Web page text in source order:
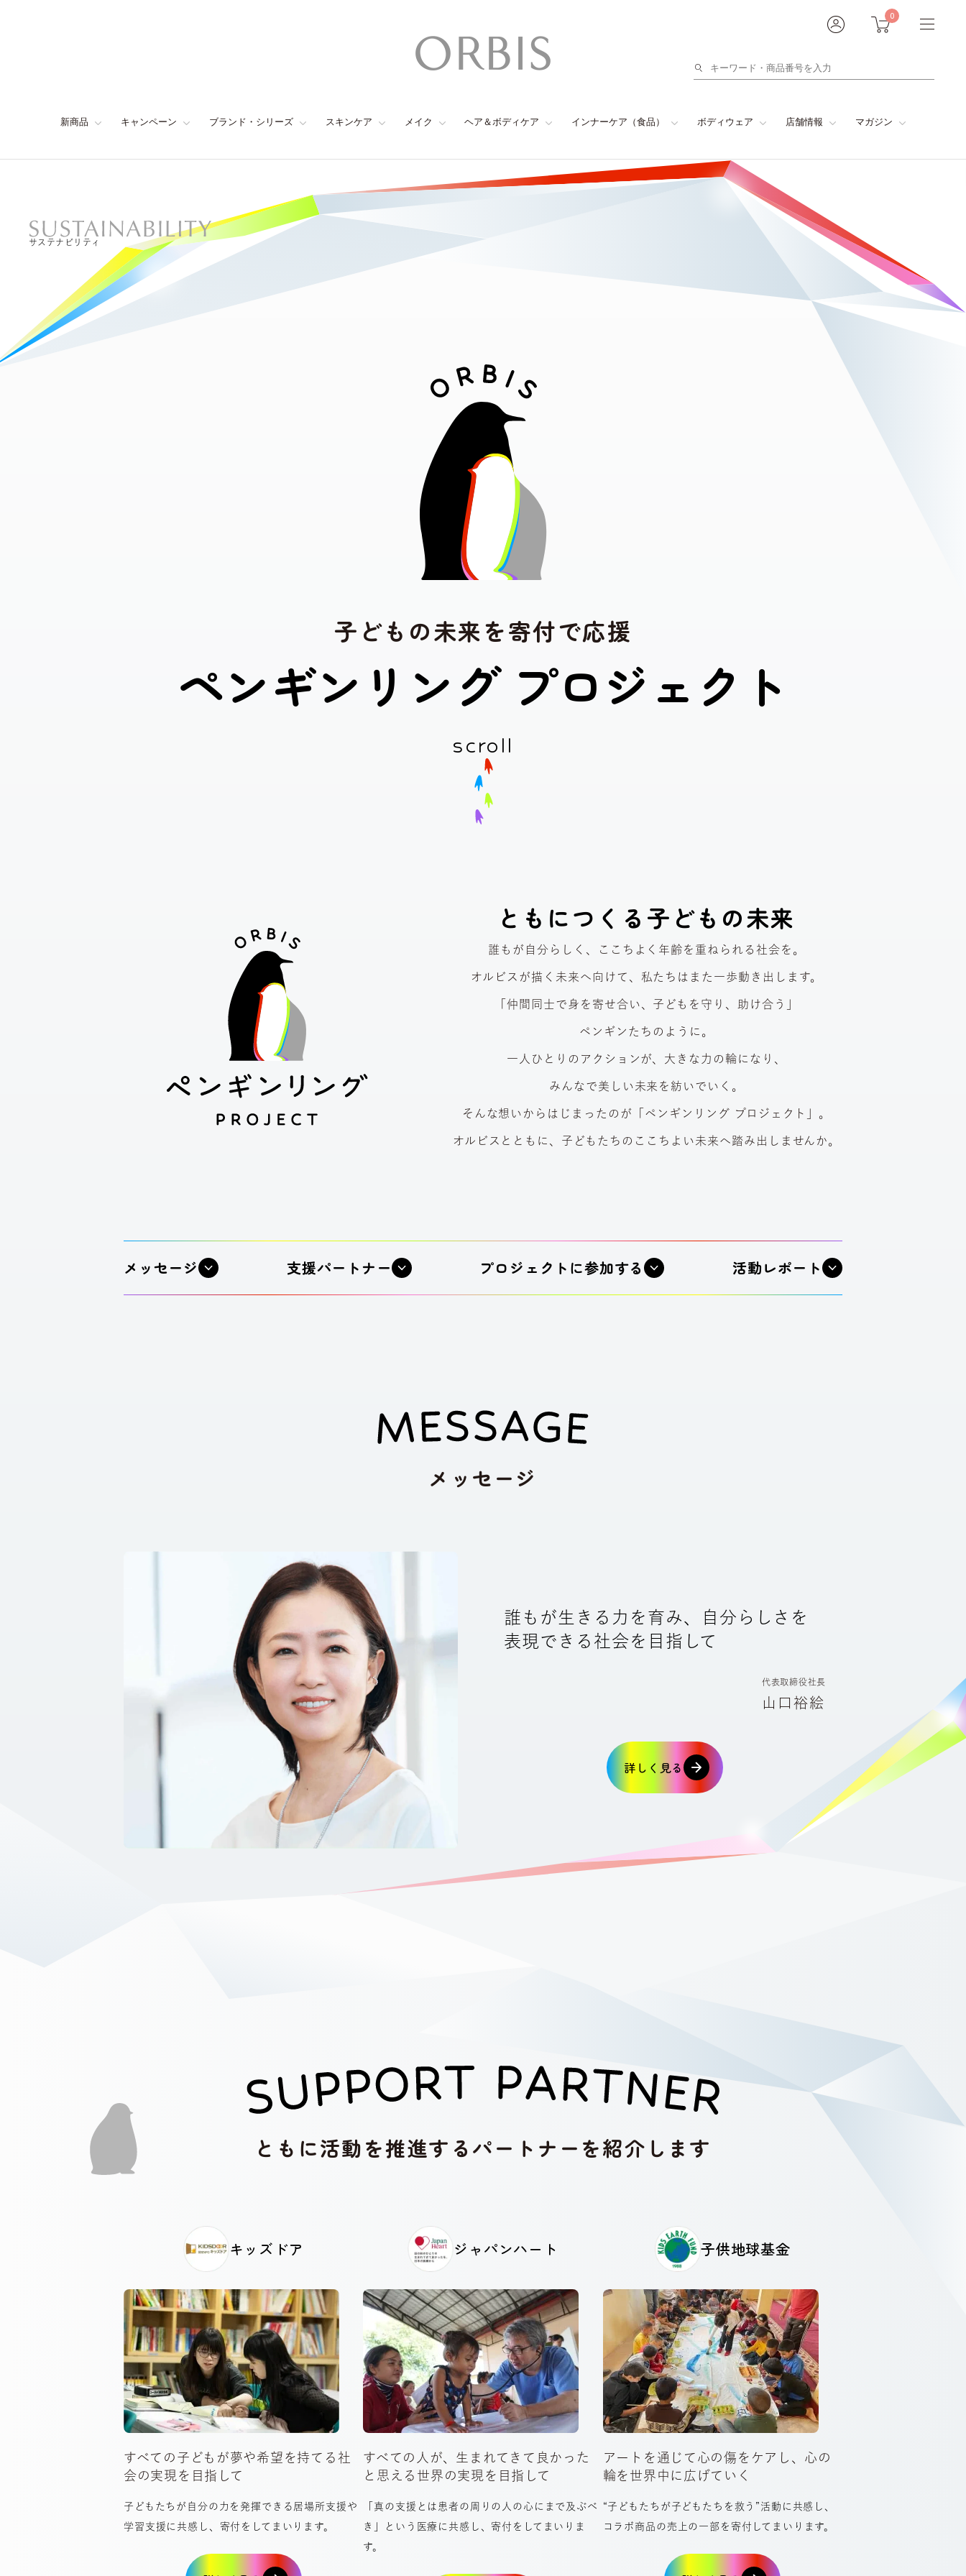
0
検
新商品 キャンペーン ブランド・シリーズ スキンケア メイク ヘア＆ボディケア インナーケア（食品） ボディウェア 店舗情報 マガジン
公式通販だけの特別セット販売中！
サステナビリティ
子 ども の未来を寄付で応援
ペンギン リ ング プロジェ ク ト
scroll
ともにつくる 子どもの未来
誰もが自分らしく、 ここちよく年齢を重ねられる社会を。
オルビスが描く未来へ向けて、 私たちはまた一歩動き出します。
「仲間同士で身を寄せ合い、 子どもを守り、助け合う」
ペンギンたちのように。
一人ひとりのアクションが、 大きな力の輪になり、
みんなで美しい未来を紡いでいく。
そんな想いからはじまったのが 「ペンギンリング プロジェクト」。
オルビスとともに、子どもたちの ここちよい未来へ踏み出しませんか。
メッセージ 支援パートナー プロジェクト に参加する 活動レポート
メッセージ
誰もが生きる力を育み、自分らしさを
表現できる社会を目指して
代表取締役社長
山口裕絵
詳しく見る
ともに活動を推進する パートナーを紹介します
キッズドア
すべての子どもが夢や希望を持てる社
会の実現を目指して
子どもたちが自分の力を発揮できる居場所支援や
学習支援に共感し、寄付をしてまいります。
ジャパンハート
すべての人が、生まれてきて良かった
と思える世界の実現を目指して
「真の支援とは患者の周りの人の心にまで及ぶべ
き」という医療に共感し、寄付をしてまいりま
す。
子供地球基金
アートを通じて心の傷をケアし、心の
輪を世界中に広げていく
“子どもたちが子どもたちを救う”活動に共感し、
コラボ商品の売上の一部を寄付してまいります。